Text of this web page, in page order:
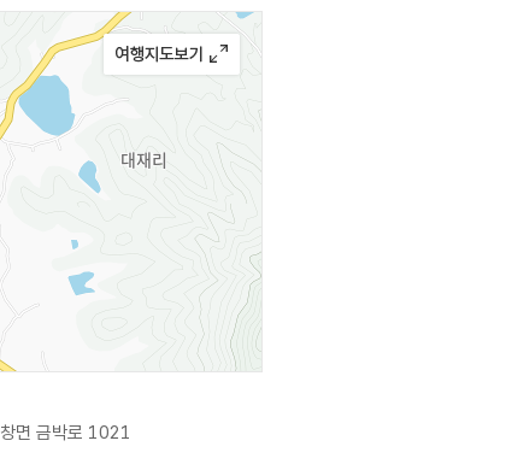
면 금박로 1021